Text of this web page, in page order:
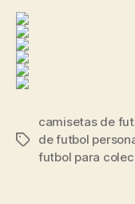
Etiquetas
camisetas de
de futbol
futbol para